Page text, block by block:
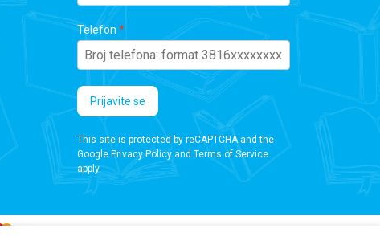
Telefon
Prijavite se
This site is protected by reCAPTCHA and the
Google Privacy Policyand Terms of Service
apply.